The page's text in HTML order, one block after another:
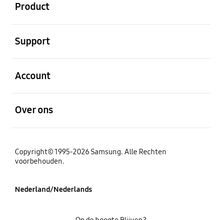
Product
Support
Account
Over ons
Copyright© 1995-2026 Samsung. Alle Rechten
voorbehouden.
Nederland/Nederlands